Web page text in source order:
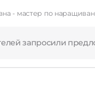
- мастер по
запросили